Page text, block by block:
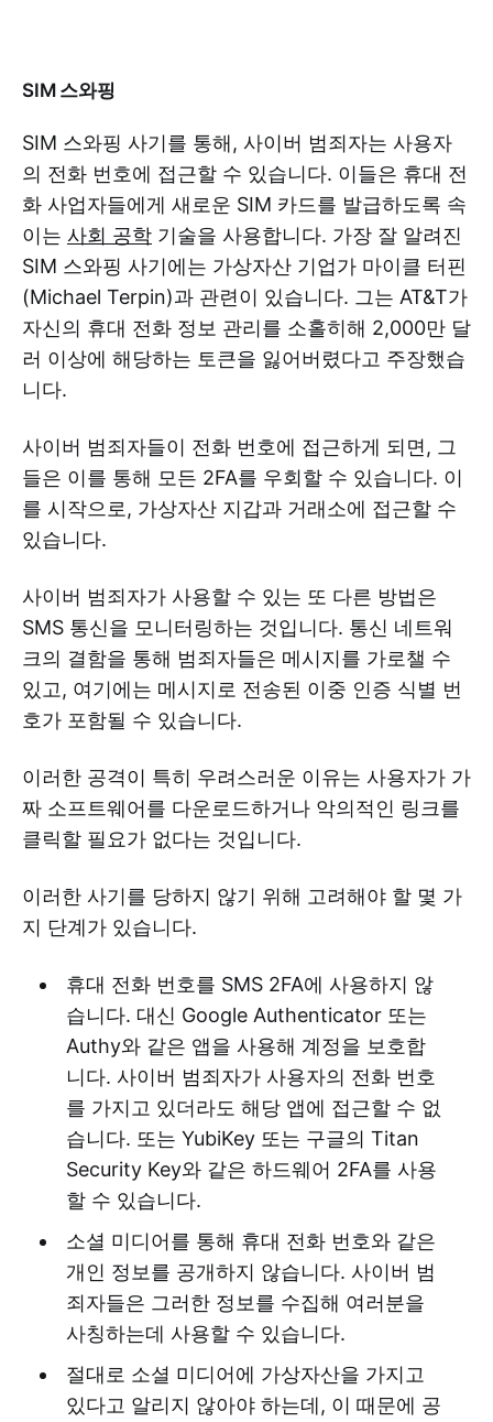
SIM 스와핑
SIM 스와핑 사기를 통해, 사이버 범죄자는 사용자
의 전화 번호에 접근할 수 있습니다. 이들은 휴대 전
화 사업자들에게 새로운 SIM 카드를 발급하도록 속
이는 사회 공학 기술을 사용합니다. 가장 잘 알려진
SIM 스와핑 사기에는 가상자산 기업가 마이클 터핀
(Michael Terpin)과 관련이 있습니다. 그는 AT&T가
자신의 휴대 전화 정보 관리를 소홀히해 2,000만 달
러 이상에 해당하는 토큰을 잃어버렸다고 주장했습
니다.
사이버 범죄자들이 전화 번호에 접근하게 되면, 그
들은 이를 통해 모든 2FA를 우회할 수 있습니다. 이
를 시작으로, 가상자산 지갑과 거래소에 접근할 수
있습니다.
사이버 범죄자가 사용할 수 있는 또 다른 방법은
SMS 통신을 모니터링하는 것입니다. 통신 네트워
크의 결함을 통해 범죄자들은 메시지를 가로챌 수
있고, 여기에는 메시지로 전송된 이중 인증 식별 번
호가 포함될 수 있습니다.
이러한 공격이 특히 우려스러운 이유는 사용자가 가
짜 소프트웨어를 다운로드하거나 악의적인 링크를
클릭할 필요가 없다는 것입니다.
이러한 사기를 당하지 않기 위해 고려해야 할 몇 가
지 단계가 있습니다.
휴대 전화 번호를 SMS 2FA에 사용하지 않
습니다. 대신 Google Authenticator 또는
Authy와 같은 앱을 사용해 계정을 보호합
니다. 사이버 범죄자가 사용자의 전화 번호
를 가지고 있더라도 해당 앱에 접근할 수 없
습니다. 또는 YubiKey 또는 구글의 Titan
Security Key와 같은 하드웨어 2FA를 사용
할 수 있습니다.
소셜 미디어를 통해 휴대 전화 번호와 같은
개인 정보를 공개하지 않습니다. 사이버 범
죄자들은 그러한 정보를 수집해 여러분을
사칭하는데 사용할 수 있습니다.
절대로 소셜 미디어에 가상자산을 가지고
있다고 알리지 않아야 하는데, 이 때문에 공